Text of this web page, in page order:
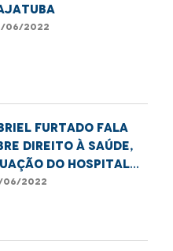
06/2022
Furtado fala
direito à saúde,
do Hospital
dentre
06/2022